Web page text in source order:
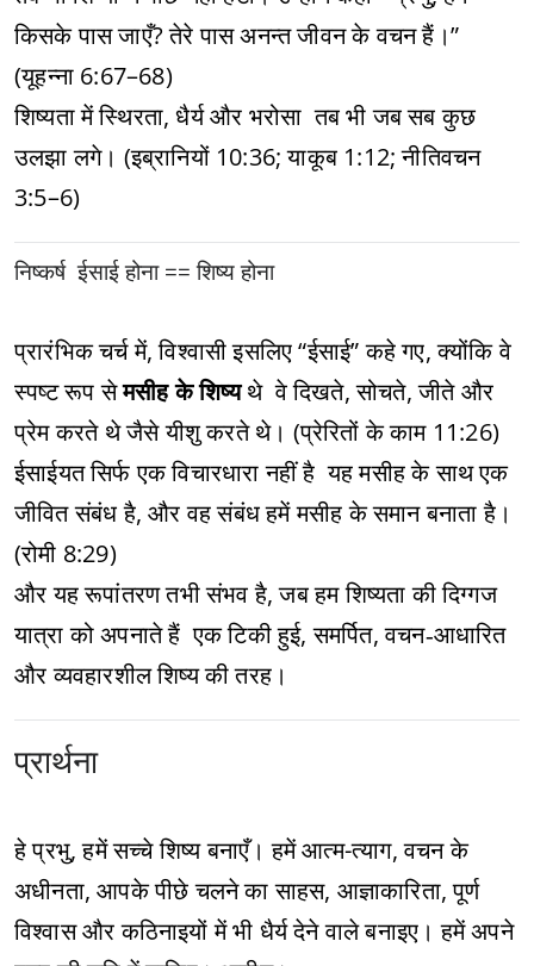
किसके पास जाएँ? तेरे पास अनन्त जीवन के वचन हैं।”
(यूहन्ना 6:67–68)
शिष्यता में स्थिरता, धैर्य और भरोसा तब भी जब सब कुछ
उलझा लगे। (इब्रानियों 10:36; याकूब 1:12; नीतिवचन
3:5–6)
निष्कर्ष ईसाई होना == शिष्य होना
प्रारंभिक चर्च में, विश्वासी इसलिए “ईसाई” कहे गए, क्योंकि वे
स्पष्ट रूप सेमसीह के शिष्यथे वे दिखते, सोचते, जीते और
प्रेम करते थे जैसे यीशु करते थे। (प्रेरितों के काम 11:26)
ईसाईयत सिर्फ एक विचारधारा नहीं है यह मसीह के साथ एक
जीवित संबंध है, और वह संबंध हमें मसीह के समान बनाता है।
(रोमी 8:29)
और यह रूपांतरण तभी संभव है, जब हम शिष्यता की दिग्गज
यात्रा को अपनाते हैं एक टिकी हुई, समर्पित, वचन‑आधारित
और व्यवहारशील शिष्य की तरह।
प्रार्थना
हे प्रभु, हमें सच्चे शिष्य बनाएँ। हमें आत्म-त्याग, वचन के
अधीनता, आपके पीछे चलने का साहस, आज्ञाकारिता, पूर्ण
विश्वास और कठिनाइयों में भी धैर्य देने वाले बनाइए। हमें अपने